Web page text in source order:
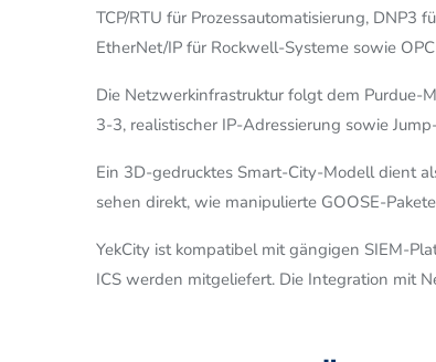
TCP/RTU für Prozessautomatisierung, DNP3
EtherNet/IP für Rockwell-Systeme sowie
Die Netzwerkinfrastruktur folgt dem Purdue-
3-3, realistischer IP-Adressierung sowie
Ein 3D-gedrucktes Smart-City-Modell dient
sehen direkt, wie manipulierte GOOSE-
YekCity ist kompatibel mit gängigen SIEM-
ICS werden mitgeliefert. Die Integration mit